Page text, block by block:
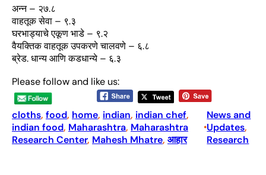
अन्न – २७.८
वाहतूक सेवा – ९.३
घरभाड्याचे एकूण भाडे – ९.२
वैयक्तिक वाहतूक उपकरणे चालवणे – ६.८
ब्रेड. धान्य आणि कडधान्ये – ६.३
Please follow and like us:
cloths, food, home, indian, indian chef
indian food, Maharashtra, Maharashtra
Research Center, Mahesh Mhatre, आहार
•
News and
Updates
Research